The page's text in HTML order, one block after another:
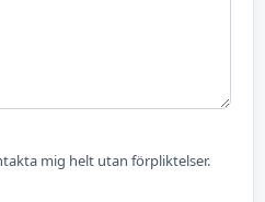
mig helt utan förpliktelser.